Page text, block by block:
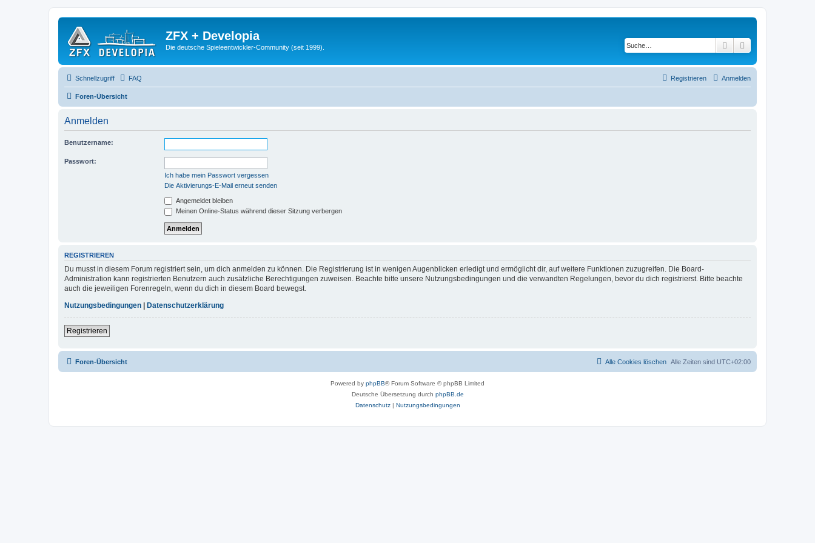
ZFX + Developia
Die deutsche Spieleentwickler-Community (seit 1999). Suche
Schnellzugriff FAQ Anmelden
Registrieren
Foren-Übersicht
Anmelden
Benutzername:
Passwort:
Ich habe mein Passwort vergessen
Die Aktivierungs-E-Mail erneut senden
Angemeldet bleiben
Meinen Online-Status während dieser Sitzung verbergen
REGISTRIEREN
Du musst in diesem Forum registriert sein, um dich anmelden zu können. Die Registrierung ist in wenigen Augenblicken erledigt und ermöglicht dir, auf weitere Funktionen zuzugreifen. Die Board-
Administration kann registrierten Benutzern auch zusätzliche Berechtigungen zuweisen. Beachte bitte unsere Nutzungsbedingungen und die verwandten Regelungen, bevor du dich registrierst. Bitte beachte
auch die jeweiligen Forenregeln, wenn du dich in diesem Board bewegst.
Nutzungsbedingungen
Datenschutzerklärung
Registrieren
Foren-Übersicht Alle Zeiten sind UTC+02:00
Alle Cookies löschen
Powered by phpBB® Forum Software © phpBB Limited
Deutsche Übersetzung durch phpBB.de
Datenschutz| Nutzungsbedingungen